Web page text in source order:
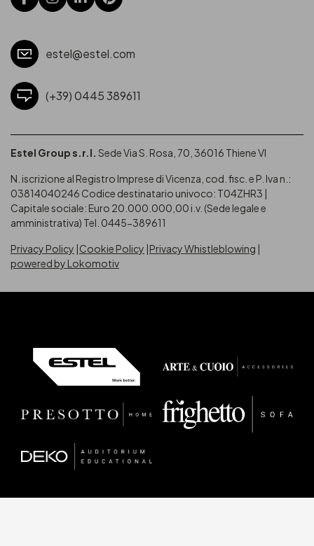
estel@estel.com
(+39) 0445 389611
Estel Group s.r.l. Sede Via S. Rosa, 70, 36016 Thiene VI
N. iscrizione al Registro Imprese di Vicenza, cod. fisc. e P. Iva n.:
03814040246 Codice destinatario univoco: T04ZHR3 |
Capitale sociale: Euro 20.000.000,00 i.v. (Sede legale e
amministrativa) Tel. 0445-389611
Privacy Policy Cookie Policy Privacy Whistleblowing
powered by Lokomotiv